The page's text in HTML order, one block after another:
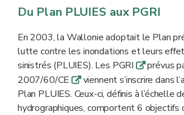
Du Plan PLUIES aux PGRI
En 2003, la Wallonie adoptait le Plan
lutte contre les inondations et leurs
sinistrés (PLUIES). Les PGRI qprévus
2007/60/CEqviennent s’inscrire dans
Plan PLUIES. Ceux-ci, définis à l’échelle
hydrographiques, comportent 6 objectifs